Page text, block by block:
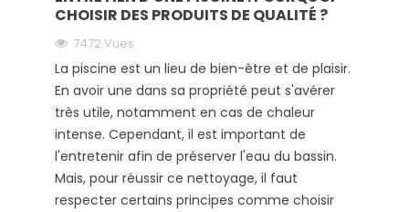
CHOISIR DES PRODUITS DE QUALITÉ ?
7472 Vues
La piscine est un lieu de bien-être et de plaisir.
En avoir une dans sa propriété peut s'avérer
très utile, notamment en cas de chaleur
intense. Cependant, il est important de
l'entretenir afin de préserver l'eau du bassin.
Mais, pour réussir ce nettoyage, il faut
respecter certains principes comme choisir